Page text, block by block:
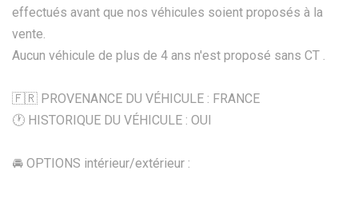
effectués avant que nos véhicules soient proposés à la
vente.
Aucun véhicule de plus de 4 ans n'est proposé sans CT .
🇫🇷 PROVENANCE DU VÉHICULE : FRANCE
🕐 HISTORIQUE DU VÉHICULE : OUI
🚘 OPTIONS intérieur/extérieur :